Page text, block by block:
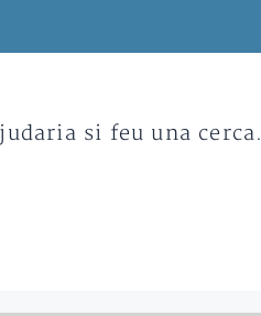
si feu una cerca.